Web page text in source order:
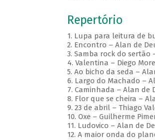
Repertório
1. Lupa para leitura de
2. Encontro – Alan de
3. Samba rock do sertão
4. Valentina – Diego
5. Ao bicho da seda –
6. Largo do Machado –
7. Caminhada – Alan de
8. Flor que se cheira –
9. 23 de abril – Thiago
10. Oxe – Guilherme
11. Ludovico – Alan de
12. A maior onda do